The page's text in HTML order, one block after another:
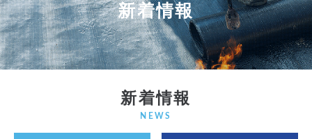
新着情報
新着情報
NEWS